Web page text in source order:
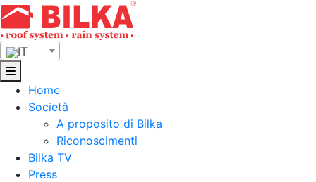
Skip
to
content
IT
Home
Società
A proposito di Bilka
Riconoscimenti
Bilka TV
Press